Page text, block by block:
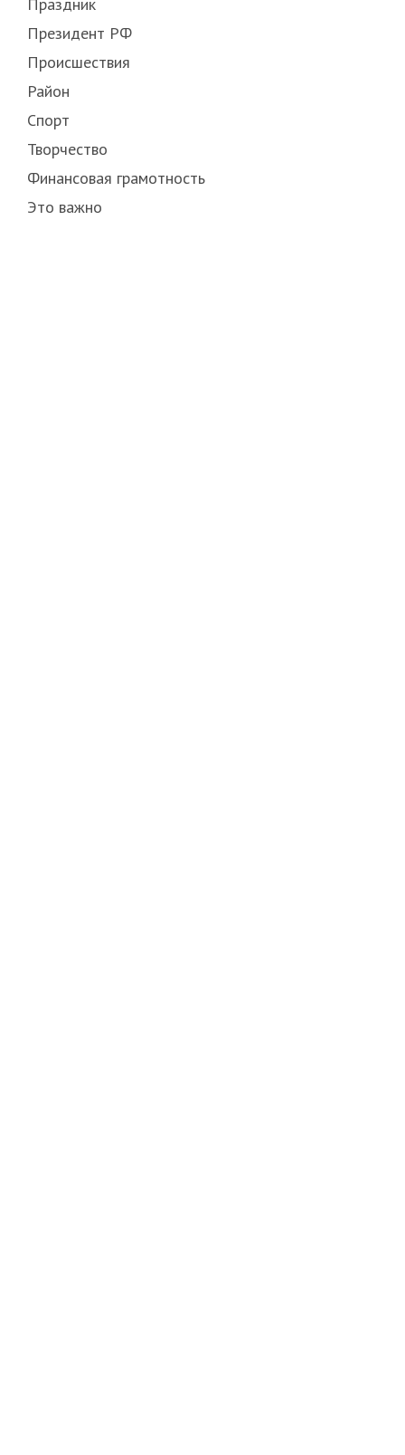
Праздник
Президент РФ
Происшествия
Район
Спорт
Творчество
Финансовая грамотность
Это важно